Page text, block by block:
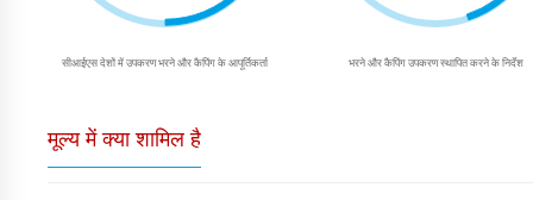
सीआईएस देशों में उपकरण भरने और कैपिंग के आपूर्तिकर्ता भरने और कैपिंग उपकरण स्थापित करने के निर्देश
मूल्य में क्या शामिल है